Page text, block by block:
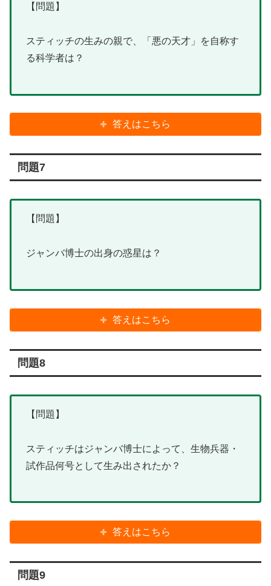
【問題】
スティッチの生みの親で、「悪の天才」を自称す
る科学者は？
答えはこちら
問題7
【問題】
ジャンバ博士の出身の惑星は？
答えはこちら
問題8
【問題】
スティッチはジャンバ博士によって、生物兵器・
試作品何号として生み出されたか？
答えはこちら
問題9